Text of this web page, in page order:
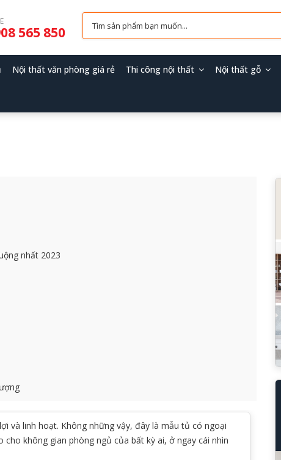
565 850
Nội thất văn phòng giá rẻ Thi công nội thất Nội thất gỗ
nhất 2023
và linh hoạt. Không những vậy, đây là mẫu tủ có ngoại
không gian phòng ngủ của bất kỳ ai, ở ngay cái nhìn